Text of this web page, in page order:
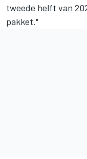
tweede helft van
pakket."